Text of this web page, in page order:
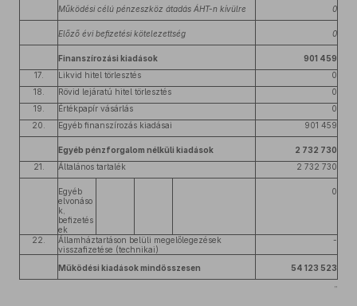
Működési célú pénzeszköz átadás ÁHT-n kívülre 0
Előző évi befizetési kötelezettség 0
Finanszírozási kiadások
901 459
17.
Likvid hitel törlesztés
0
18.
Rövid lejáratú hitel törlesztés
0
19.
Értékpapír vásárlás
0
20.
Egyéb finanszírozás kiadásai 901 459
Egyéb pénzforgalom nélküli kiadások
2 732 730
21.
Általános tartalék 2 732 730
Egyéb
elvonáso
k,
befizetés
ek
0
22.
Államháztartáson belüli megelőlegezések
visszafizetése (technikai)
-
Működési kiadások mindösszesen 54 123 523
”